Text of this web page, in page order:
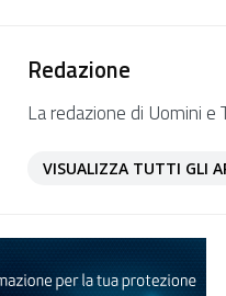
Redazione
La redazione di Uomini e
VISUALIZZA TUTTI GLI